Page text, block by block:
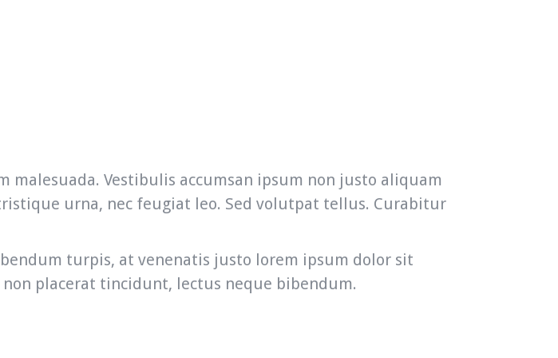
Vestibulis accumsan ipsum non justo aliquam
urna, nec feugiat leo. Sed volutpat tellus. Curabitur
turpis, at venenatis justo lorem ipsum dolor sit
placerat tincidunt, lectus neque bibendum.